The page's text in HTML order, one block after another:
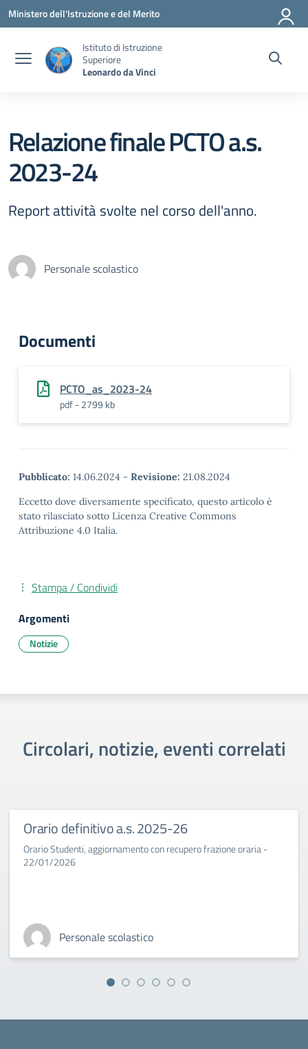
Vai ai contenuti
Vai al menu di navigazione
Vai al footer
Ministero dell'Istruzione e del Merito
Istituto di Istruzione
Superiore
Leonardo da Vinci
Relazione finale PCTO a.s.
2023-24
Report attività svolte nel corso dell'anno.
Personale scolastico
Documenti
PCTO_as_2023-24
pdf - 2799 kb
Pubblicato: 14.06.2024 - Revisione: 21.08.2024
Eccetto dove diversamente specificato, questo articolo è
stato rilasciato sotto Licenza Creative Commons
Attribuzione 4.0 Italia.
Stampa / Condividi
Argomenti
Notizie
Circolari, notizie, eventi correlati
Orario definitivo a.s. 2025-26
Orario Studenti, aggiornamento con recupero frazione oraria -
22/01/2026
Personale scolastico